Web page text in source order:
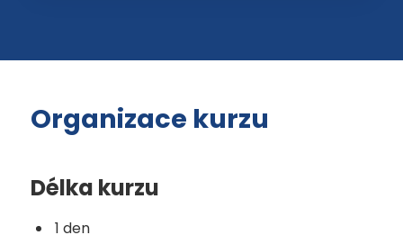
Organizace kurzu
Délka kurzu
1 den